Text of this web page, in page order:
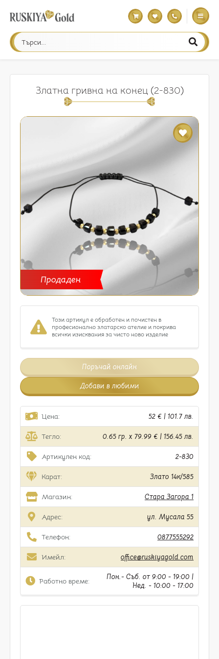
Златна гривна на конец (2-830)
Продаден
Този артикул е обработен и почистен в
професионално златарско ателие и покрива
всички изисквания за чисто ново изделие
Поръчай онлайн
Добави в любими
Цена: 52 € | 101.7 лв.
Тегло: 0.65 гр. x 79.99 € | 156.45 лв.
Артикулен код: 2-830
Карат: Злато 14к/585
Магазин: Стара Загора 1
Адрес: ул. Мусала 55
Телефон: 0877555292
Имейл: office@ruskiyagold.com
Работно време:
Пон.- Съб. от 9:00 - 19:00 |
Нед. - 10:00 - 17:00